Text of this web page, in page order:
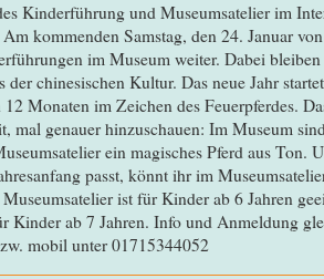
Kinderführung und Museumsatelier im
kommenden Samstag, den 24. Januar
im Museum weiter. Dabei
chinesischen Kultur. Das neue Jahr
Monaten im Zeichen des Feuerpferdes.
mal genauer hinzuschauen: Im Museum
ein magisches Pferd aus Ton.
passt, könnt ihr im
ist für Kinder ab 6 Jahren
ab 7 Jahren. Info und Anmeldung
mobil unter 01715344052